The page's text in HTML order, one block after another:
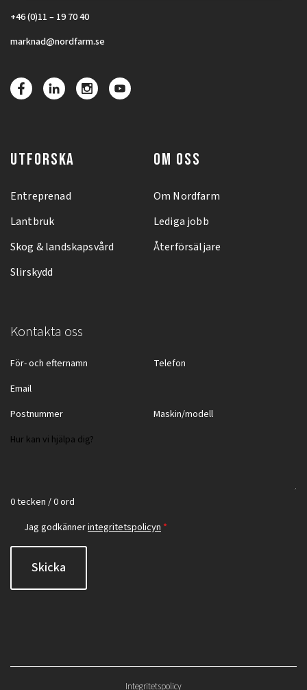
+46 (0)11 – 19 70 40
marknad@nordfarm.se
UTFORSKA
Entreprenad
Lantbruk
Skog & landskapsvård
Slirskydd
OM OSS
Om Nordfarm
Lediga jobb
Återförsäljare
Kontakta oss
0 tecken / 0 ord
Jag godkännerintegritetspolicyn *
Skicka
Integritetspolicy